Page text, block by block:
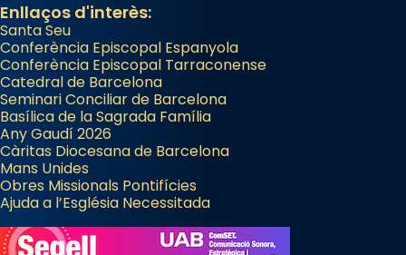
Enllaços d'interès:
Santa Seu
Conferència Episcopal Espanyola
Conferència Episcopal Tarraconense
Catedral de Barcelona
Seminari Conciliar de Barcelona
Basílica de la Sagrada Família
Any Gaudí 2026
Càritas Diocesana de Barcelona
Mans Unides
Obres Missionals Pontifícies
Ajuda a l’Església Necessitada